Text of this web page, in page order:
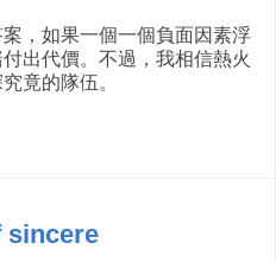
，如果一個一個負面因素浮
出代價。不過，我相信熱火
竟的隊伍。
sincere